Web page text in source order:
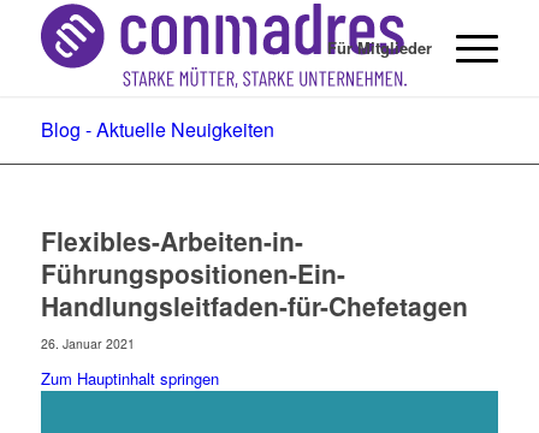
Für Mitglieder
Blog - Aktuelle Neuigkeiten
Flexibles-Arbeiten-in-
Führungspositionen-Ein-
Handlungsleitfaden-für-Chefetagen
26. Januar 2021
Zum Hauptinhalt springen